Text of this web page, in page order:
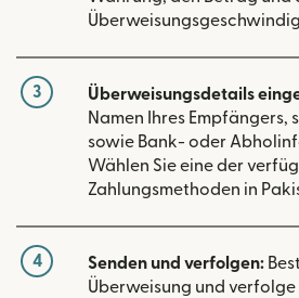
3 Überweisungsdetails
Namen Ihres Empfängers,
sowie Bank- oder
Wählen Sie eine der
Zahlungsmethoden in
4 Senden und verfolgen:
Überweisung und verfolge